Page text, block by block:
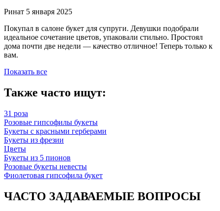
Ринат 5 января 2025
Покупал в салоне букет для супруги. Девушки подобрали
идеальное сочетание цветов, упаковали стильно. Простоял
дома почти две недели — качество отличное! Теперь только к
вам.
Показать все
Также часто ищут:
31 роза
Розовые гипсофилы букеты
Букеты с красными герберами
Букеты из фрезии
Цветы
Букеты из 5 пионов
Розовые букеты невесты
Фиолетовая гипсофила букет
ЧАСТО ЗАДАВАЕМЫЕ ВОПРОСЫ